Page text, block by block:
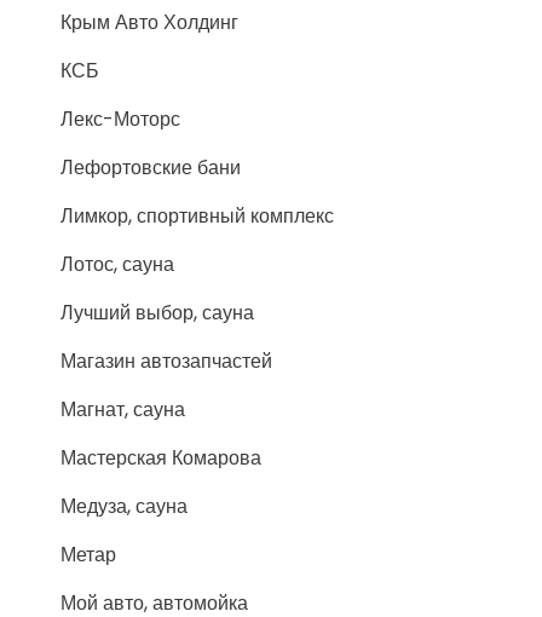
Крым Авто Холдинг
КСБ
Лекс-Моторс
Лефортовские бани
Лимкор, спортивный комплекс
Лотос, сауна
Лучший выбор, сауна
Магазин автозапчастей
Магнат, сауна
Мастерская Комарова
Медуза, сауна
Метар
Мой авто, автомойка